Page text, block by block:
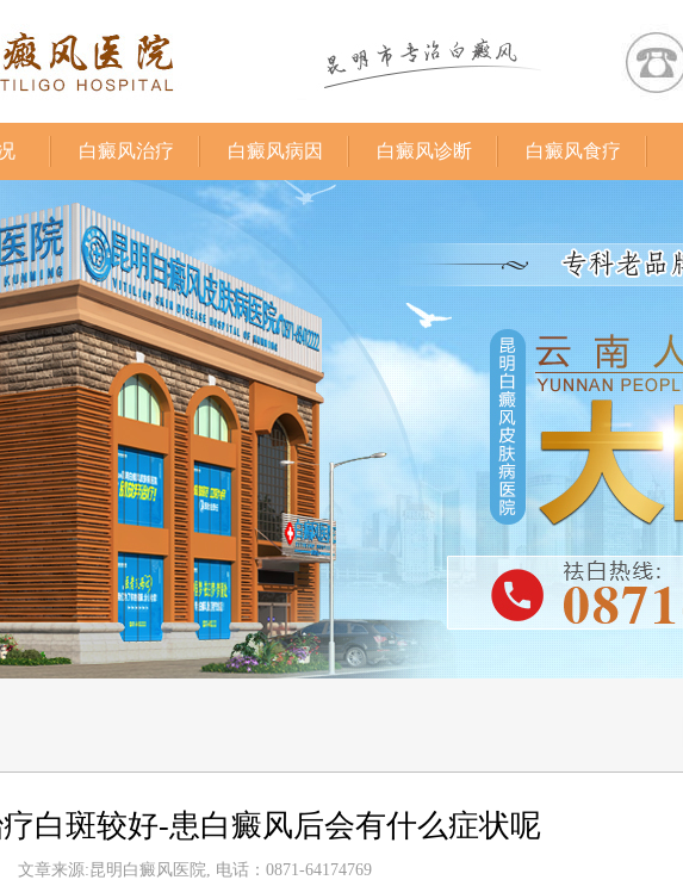
白癜风治疗 白癜风病因 白癜风诊断 白癜风食疗
白斑较好-患白癜风后会有什么症状呢
文章来源:昆明白癜风医院, 电话：0871-64174769